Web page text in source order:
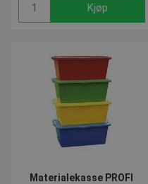
Kjøp
Materialekasse PROFI